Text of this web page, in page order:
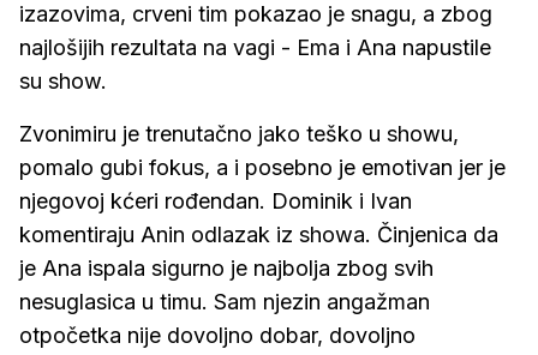
izazovima, crveni tim pokazao je snagu, a zbog
najlošijih rezultata na vagi - Ema i Ana napustile
su show.
Zvonimiru je trenutačno jako teško u showu,
pomalo gubi fokus, a i posebno je emotivan jer je
njegovoj kćeri rođendan. Dominik i Ivan
komentiraju Anin odlazak iz showa. Činjenica da
je Ana ispala sigurno je najbolja zbog svih
nesuglasica u timu. Sam njezin angažman
otpočetka nije dovoljno dobar, dovoljno